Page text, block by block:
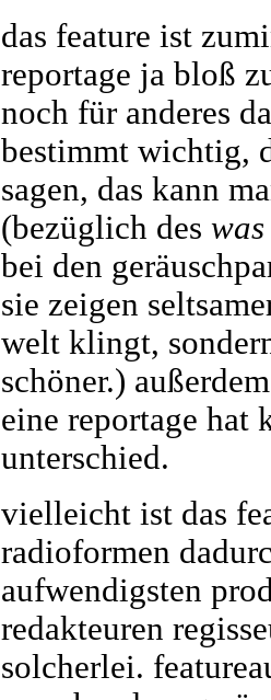
das feature ist
reportage ja bloß
noch für anderes
bestimmt wichtig,
sagen, das kann
(bezüglich des was
bei den
sie zeigen
welt klingt,
schöner.)
eine reportage hat
unterschied.
vielleicht ist das
radioformen
aufwendigsten
redakteuren
solcherlei.